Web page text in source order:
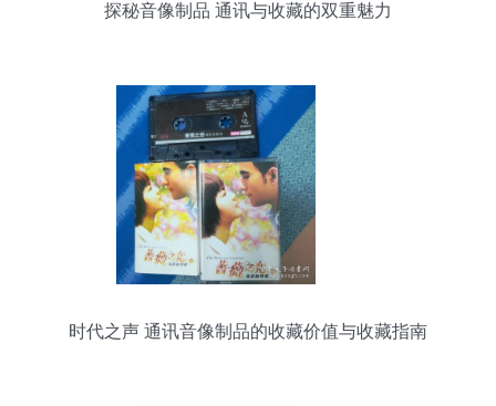
探秘音像制品 通讯与收藏的双重魅力
时代之声 通讯音像制品的收藏价值与收藏指南